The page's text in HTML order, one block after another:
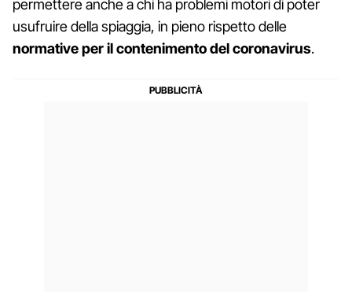
permettere anche a chi ha problemi motori di poter
usufruire della spiaggia, in pieno rispetto delle
normative per il contenimento del coronavirus.